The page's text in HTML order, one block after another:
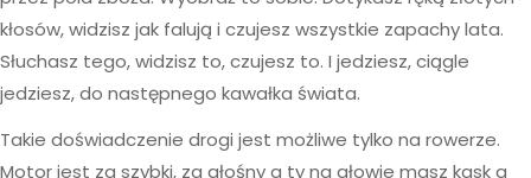
kłosów, widzisz jak falują i czujesz wszystkie zapachy lata.
Słuchasz tego, widzisz to, czujesz to. I jedziesz, ciągle
jedziesz, do następnego kawałka świata.
Takie doświadczenie drogi jest możliwe tylko na rowerze.
Motor jest za szybki, za głośny a ty na głowie masz kask a